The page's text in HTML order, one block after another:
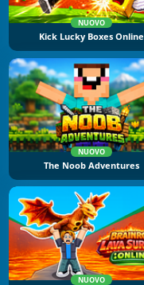
NUOVO
Kick Lucky Boxes Online
NUOVO
The Noob Adventures
NUOVO